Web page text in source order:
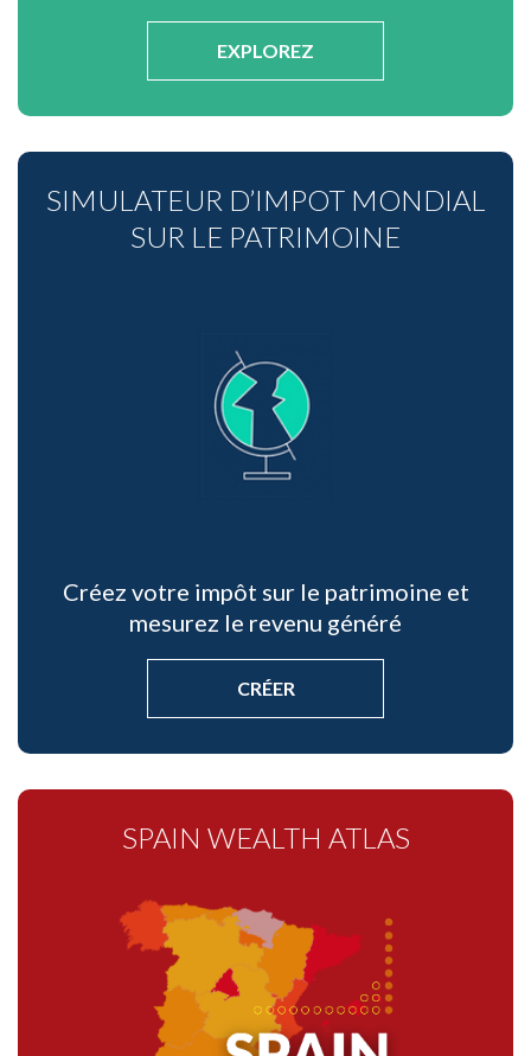
EXPLOREZ
SIMULATEUR D’IMPOT MONDIAL
SUR LE PATRIMOINE
Créez votre impôt sur le patrimoine et
mesurez le revenu généré
CRÉER
SPAIN WEALTH ATLAS